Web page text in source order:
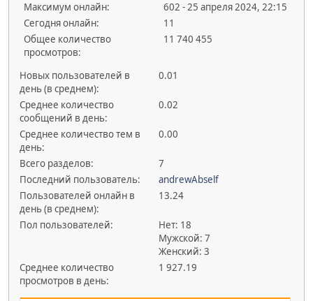
Максимум онлайн:
602 - 25 апреля 2024, 22:15
Сегодня онлайн:
11
Общее количество
просмотров:
11 740 455
Новых пользователей в
день (в среднем):
0.01
Среднее количество
сообщений в день:
0.02
Среднее количество тем в
день:
0.00
Всего разделов:
7
Последний пользователь:
andrewAbself
Пользователей онлайн в
день (в среднем):
13.24
Пол пользователей:
Нет: 18
Мужской: 7
Женский: 3
Среднее количество
просмотров в день:
1 927.19